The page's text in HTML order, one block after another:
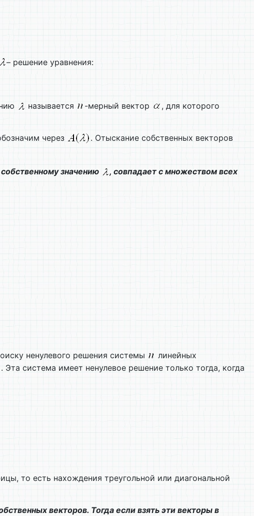
– решение уравнения:
называется -мерный вектор
, для которого
через
. Отыскание собственных векторов
значению
, совпадает с множеством всех
ненулевого решения системы
линейных
. Эта система имеет ненулевое решение только тогда, когда
то есть нахождения треугольной или диагональной
векторов. Тогда если взять эти векторы в